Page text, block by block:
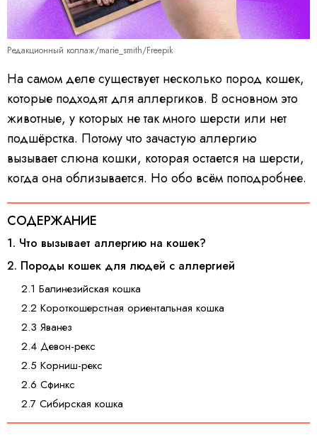
Редакционный коллаж/marie_smith/Freepik
На самом деле существует несколько пород кошек,
которые подходят для аллергиков. В основном это
животные, у которых не так много шерсти или нет
подшёрстка. Потому что зачастую аллергию
вызывает слюна кошки, которая остается на шерсти,
когда она облизывается. Но обо всём поподробнее.
СОДЕРЖАНИЕ
1. Что вызывает аллергию на кошек?
2. Породы кошек для людей с аллергией
2.1 Балинезийская кошка
2.2 Короткошерстная ориентальная кошка
2.3 Яванез
2.4 Девон-рекс
2.5 Корниш-рекс
2.6 Сфинкс
2.7 Сибирская кошка